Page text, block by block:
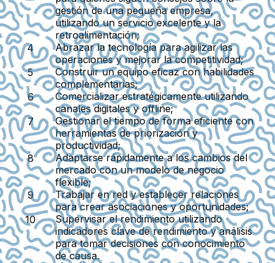
gestión de una pequeña empresa,
utilizando un servicio excelente y la
retroalimentación;
Abrazar la tecnologíapara agilizar las
operaciones y mejorar la competitividad;
Construir un equipo eficazcon habilidades
complementarias;
Comercializar estratégicamenteutilizando
canales digitales y offline;
Gestionar el tiempo de forma eficientecon
herramientas de priorización y
productividad;
Adaptarse rápidamentea los cambios del
mercado con un modelo de negocio
flexible;
Trabajar en red y establecer relaciones
para crear asociaciones y oportunidades;
Supervisar el rendimientoutilizando
indicadores clave de rendimiento y análisis
para tomar decisiones con conocimiento
de causa.